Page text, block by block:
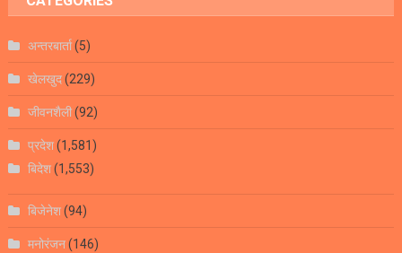
अन्तरबार्ता(5)
खेलखुद(229)
जीवनशैली(92)
प्रदेश(1,581)
बिदेश(1,553)
बिजेनेश(94)
मनोरंजन(146)